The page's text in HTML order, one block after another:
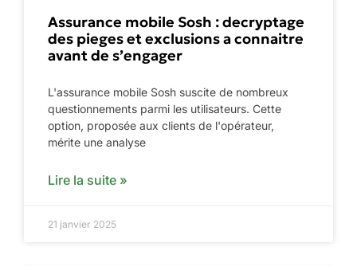
Assurance mobile Sosh : decryptage
des pieges et exclusions a connaitre
avant de s’engager
L'assurance mobile Sosh suscite de nombreux
questionnements parmi les utilisateurs. Cette
option, proposée aux clients de l'opérateur,
mérite une analyse
Lire la suite »
21 janvier 2025